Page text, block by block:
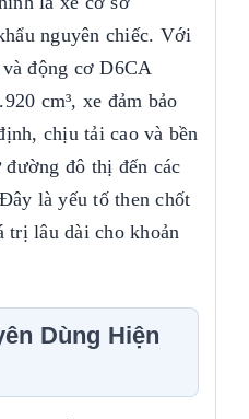
nguyên chiếc. Với
động cơ D6CA
cm³, xe đảm bảo
chịu tải cao và bền
đô thị đến các
là yếu tố then chốt
trị lâu dài cho khoản
Dùng Hiện